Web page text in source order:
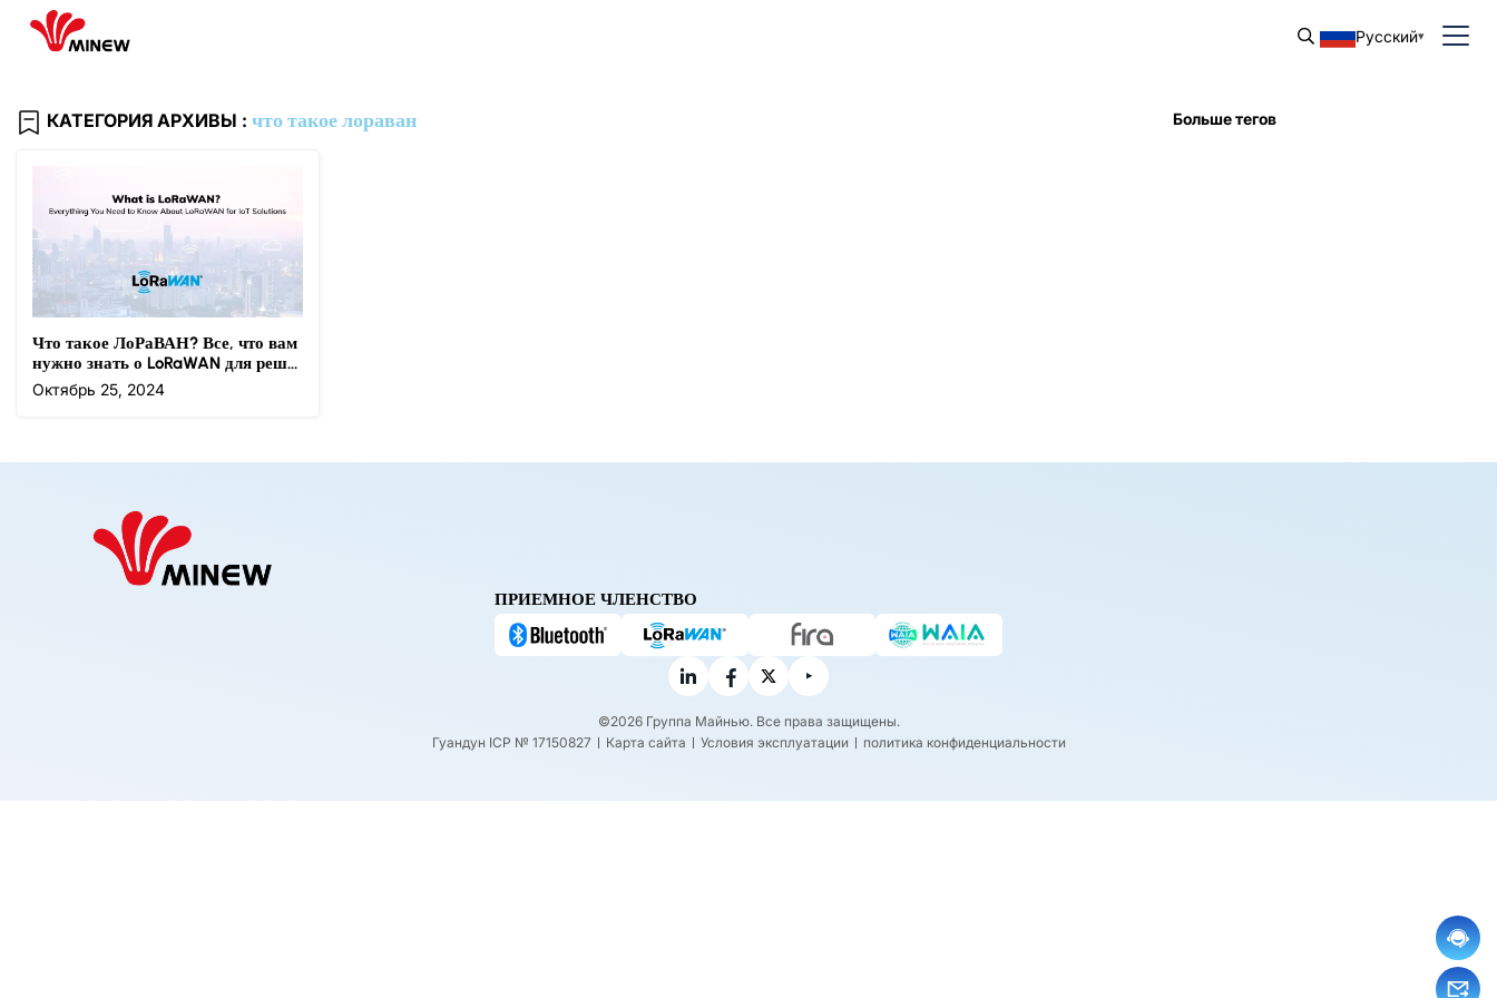
Русский
КАТЕГОРИЯ АРХИВЫ : что такое лораван Больше тегов
Что такое ЛоРаВАН? Все, что вам
нужно знать о LoRaWAN для реше
ний Интернета вещей
Октябрь 25, 2024
ПРИЕМНОЕ ЧЛЕНСТВО
©2026 Группа Майнью. Все права защищены.
Гуандун ICP № 17150827
Карта сайта Условия эксплуатации политика конфиденциальности